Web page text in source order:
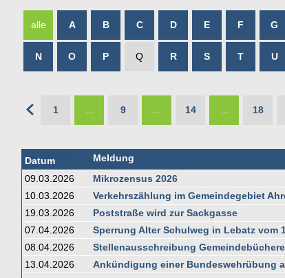
alle A B C D E F G
N O P Q R S T U
1 9 14 18
Datum
Meldung
09.03.2026
Mikrozensus 2026
10.03.2026
Verkehrszählung im Gemeindegebiet
19.03.2026
Poststraße wird zur Sackgasse
07.04.2026
Sperrung Alter Schulweg in Lebatz vom
08.04.2026
Stellenausschreibung
13.04.2026
Ankündigung einer Bundeswehrübung